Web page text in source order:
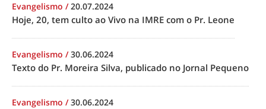
Evangelismo /20.07.2024
Hoje, 20, tem culto ao Vivo na IMRE com o Pr. Leone
Evangelismo /30.06.2024
Texto do Pr. Moreira Silva, publicado no Jornal Pequeno
Evangelismo /30.06.2024